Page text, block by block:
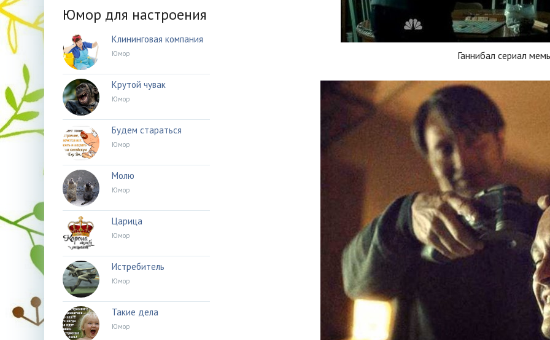
Ганнибал сериал
Юмор для настроения
Клининговая компания
Юмор
Крутой чувак
Юмор
Будем стараться
Юмор
Молю
Юмор
Царица
Юмор
Истребитель
Юмор
Такие дела
Юмор